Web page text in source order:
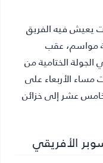
فيه الفريق
مواسم، عقب
الختامية من
مساء الأربعاء على
عشر إلى خزائن
الأفريقي